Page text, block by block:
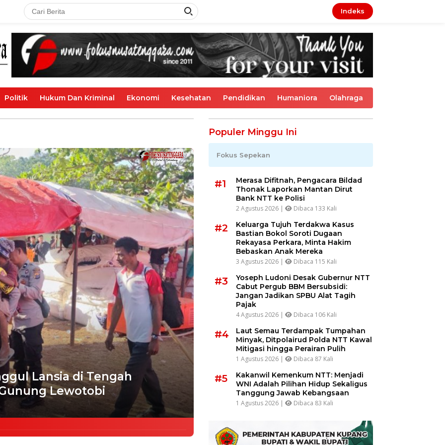
Indeks
Politik Hukum Dan Kriminal Ekonomi Kesehatan Pendidikan Humaniora Olahraga
Lansia di Tengah
Lewotobi
Populer Minggu Ini
Fokus Sepekan
#1
Merasa Difitnah, Pengacara Bildad
Thonak Laporkan Mantan Dirut
Bank NTT ke Polisi
2 Agustus 2026 | Dibaca 133 Kali
#2
Keluarga Tujuh Terdakwa Kasus
Bastian Bokol Soroti Dugaan
Rekayasa Perkara, Minta Hakim
Bebaskan Anak Mereka
3 Agustus 2026 | Dibaca 115 Kali
#3
Yoseph Ludoni Desak Gubernur NTT
Cabut Pergub BBM Bersubsidi:
Jangan Jadikan SPBU Alat Tagih
Pajak
4 Agustus 2026 | Dibaca 106 Kali
#4
Laut Semau Terdampak Tumpahan
Minyak, Ditpolairud Polda NTT Kawal
Mitigasi hingga Perairan Pulih
1 Agustus 2026 | Dibaca 87 Kali
#5
Kakanwil Kemenkum NTT: Menjadi
WNI Adalah Pilihan Hidup Sekaligus
Tanggung Jawab Kebangsaan
1 Agustus 2026 | Dibaca 83 Kali